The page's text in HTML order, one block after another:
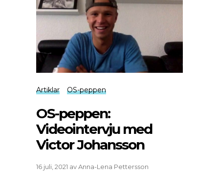
Artiklar OS-peppen
OS-peppen:
Videointervju med
Victor Johansson
16 juli, 2021 avAnna-Lena Pettersson